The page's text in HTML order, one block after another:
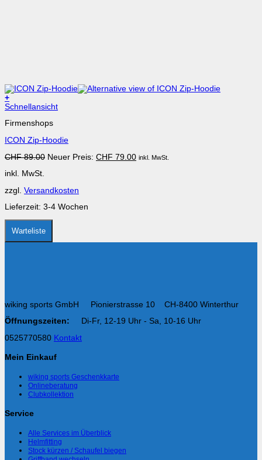
+
Dieses
weist
Varianten
Die
können
der
Produktseite
gewählt
werden
Schnellansicht
Firmenshops
ICON Zip-Hoodie
CHF89.00 Ursprünglicher
Neuer Preis: CHF 79.00Aktueller
inkl. MwSt.
inkl. MwSt.
zzgl. Versandkosten
Lieferzeit: 3-4 Wochen
Warteliste
wiking sports GmbH Pionierstrasse 10 CH-8400 Winterthur
Öffnungszeiten:
Di-Fr, 12-19 Uhr - Sa, 10-16 Uhr
0525770580 Kontakt
Mein Einkauf
wiking sports Geschenkkarte
Onlineberatung
Clubkollektion
Service
Alle Services im Überblick
Helmfitting
Stock kürzen / Schaufel biegen